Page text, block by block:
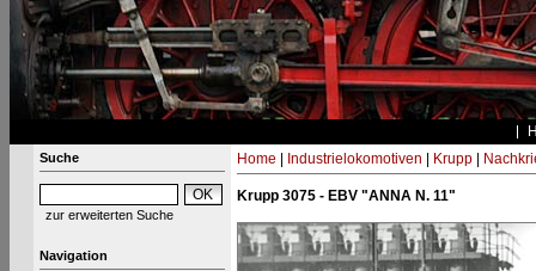
Suche
zur erweiterten Suche
Navigation
Home Industrielokomotiven Krupp|
Krupp 3075 - EBV "ANNA N. 11"